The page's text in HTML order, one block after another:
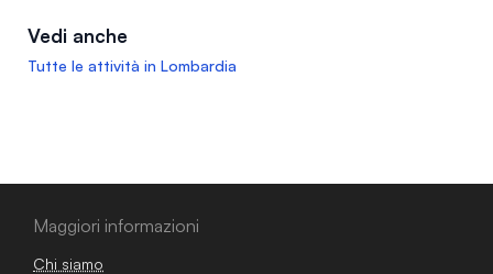
Vedi anche
Tutte le attività in Lombardia
Maggiori informazioni
Chi siamo